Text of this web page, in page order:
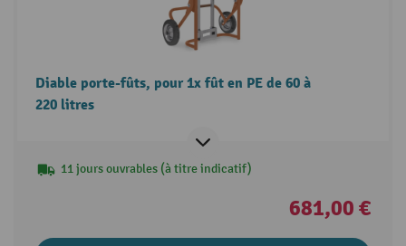
Diable porte-fûts, pour 1x fût en PE de 60 à
220 litres
11 jours ouvrables (à titre indicatif)
681,00 €